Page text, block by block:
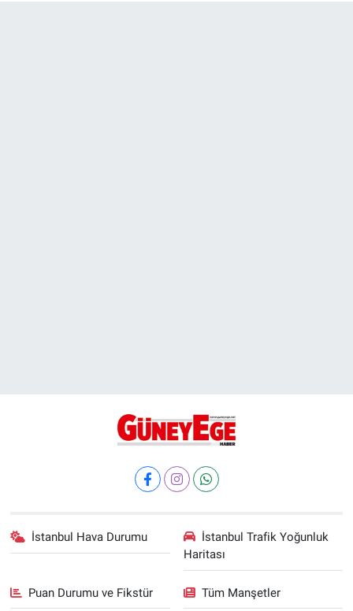
İstanbul Hava Durumu
İstanbul Trafik Yoğunluk
Haritası
Puan Durumu ve Fikstür Tüm Manşetler